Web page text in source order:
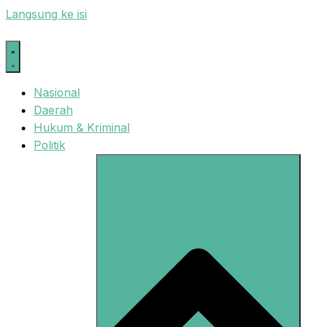
Langsung ke isi
Nasional
Daerah
Hukum & Kriminal
Politik